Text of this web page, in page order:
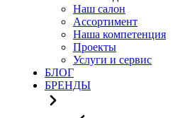
Наш салон
Ассортимент
Наша компетенция
Проекты
Услуги и сервис
БЛОГ
БРЕНДЫ